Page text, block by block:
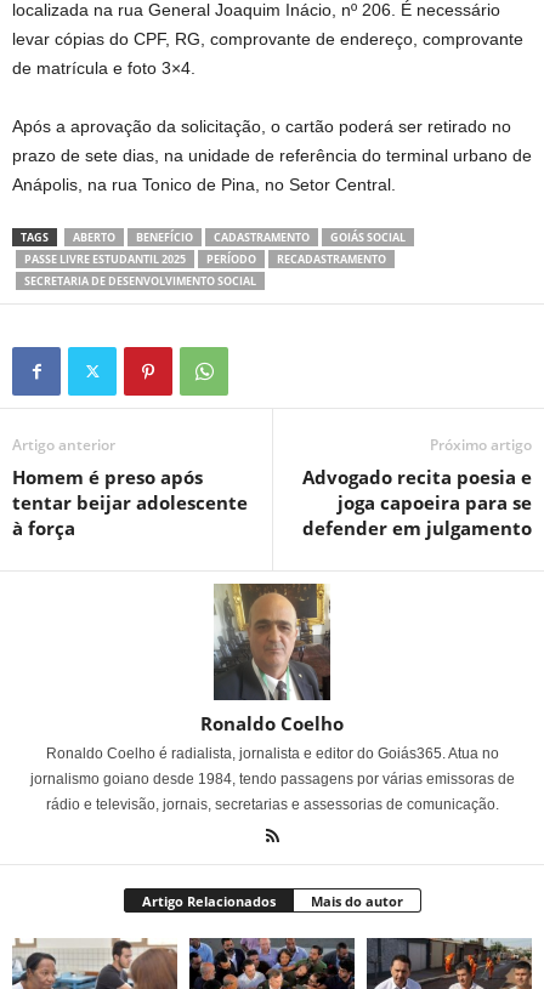
localizada na rua General Joaquim Inácio, nº 206. É necessário
levar cópias do CPF, RG, comprovante de endereço, comprovante
de matrícula e foto 3×4.
Após a aprovação da solicitação, o cartão poderá ser retirado no
prazo de sete dias, na unidade de referência do terminal urbano de
Anápolis, na rua Tonico de Pina, no Setor Central.
TAGS ABERTO BENEFÍCIO CADASTRAMENTO
GOIÁS SOCIAL
PASSE LIVRE ESTUDANTIL 2025
PERÍODO
RECADASTRAMENTO
SECRETARIA DE DESENVOLVIMENTO SOCIAL
Artigo anterior
Homem é preso após
tentar beijar adolescente
à força
Próximo artigo
Advogado recita poesia e
joga capoeira para se
defender em julgamento
Ronaldo Coelho
Ronaldo Coelho é radialista, jornalista e editor do Goiás365. Atua no
jornalismo goiano desde 1984, tendo passagens por várias emissoras de
rádio e televisão, jornais, secretarias e assessorias de comunicação.
Artigo Relacionados Mais do autor